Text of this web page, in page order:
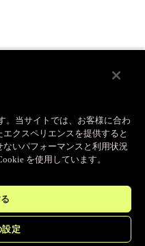
にエッジで直接アクセス
。当サイトでは、お客様に合わ
クスペリエンスを提供すると
いパフォーマンスと利用状況
を使用しています。
設定